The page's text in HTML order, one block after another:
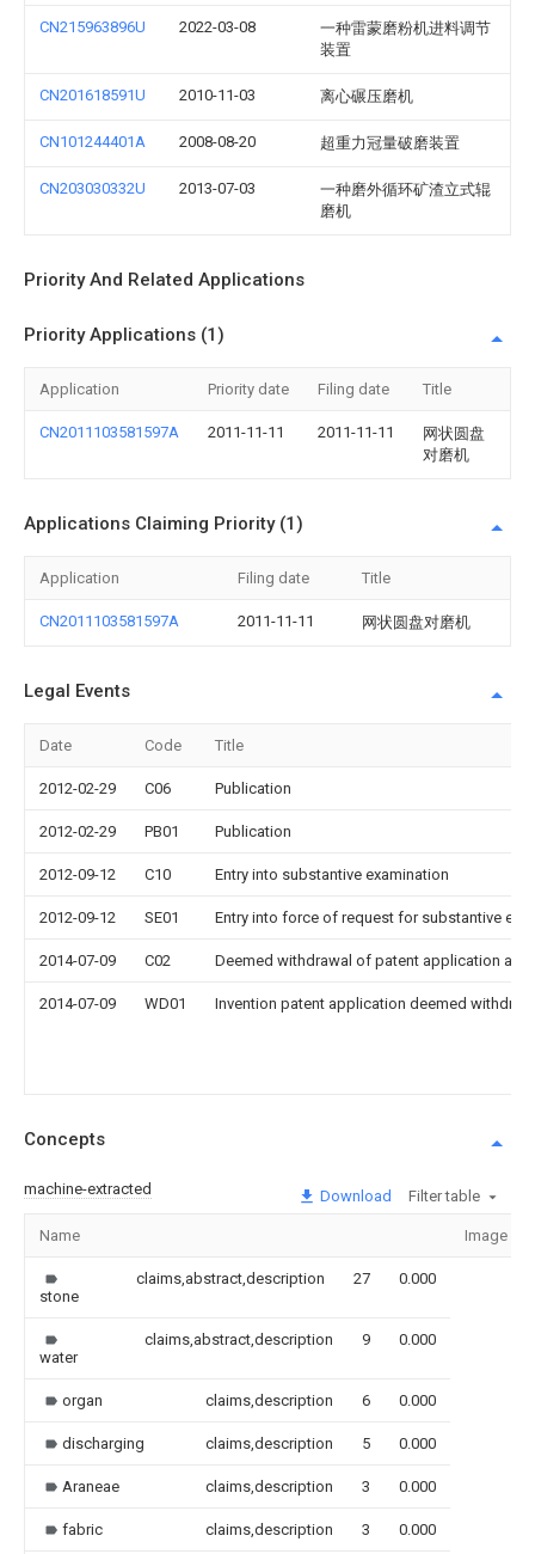
CN215963896U 2022-03-08
一种雷蒙磨粉机进料调节
装置
CN201618591U 2010-11-03 离心碾压磨机
CN101244401A 2008-08-20 超重力冠量破磨装置
CN203030332U 2013-07-03
一种磨外循环矿渣立式辊
磨机
Priority And Related Applications
Priority Applications (1)
Application Priority date Filing date Title
CN2011103581597A 2011-11-11 2011-11-11
网状圆盘
对磨机
Applications Claiming Priority (1)
Application Filing date Title
CN2011103581597A 2011-11-11 网状圆盘对磨机
Legal Events
Date Code Title
2012-02-29 C06 Publication
2012-02-29 PB01 Publication
2012-09-12 C10 Entry into substantive examination
2012-09-12 SE01 Entry into force of request for substantive
2014-07-09 C02 Deemed withdrawal of patent application
2014-07-09 WD01 Invention patent application deemed
Concepts
machine-extracted Download Filter table
Name Image
stone
claims,abstract,description 27 0.000
water
claims,abstract,description 9 0.000
organ claims,description 6 0.000
discharging claims,description 5 0.000
Araneae claims,description 3 0.000
fabric claims,description 3 0.000